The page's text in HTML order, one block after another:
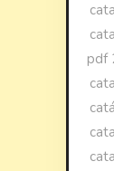
pdf